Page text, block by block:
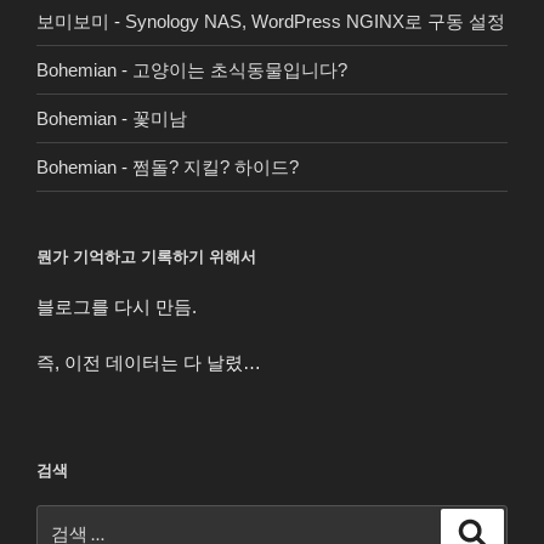
보미보미 - Synology NAS, WordPress NGINX로 구동 설정
Bohemian - 고양이는 초식동물입니다?
Bohemian - 꽃미남
Bohemian - 쩜돌? 지킬? 하이드?
뭔가 기억하고 기록하기 위해서
블로그를 다시 만듬.
즉, 이전 데이터는 다 날렸…
검색